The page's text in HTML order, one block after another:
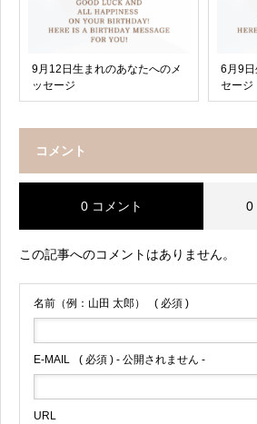
9月12日生まれのあなたへのメ
ッセージ
6月9日
セージ
コメント
0 コメント 0
この記事へのコメントはありません。
名前（例：山田 太郎） ( 必須 )
E-MAIL ( 必須 ) - 公開されません -
URL